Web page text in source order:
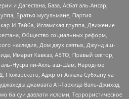
и Дагестана, База, Асбат аль-Ансар,
Братья-мусульмане, Партия
И-Тайба, Исламская группа, Движение
Общество социальных реформ,
наследия, Дом двух святых, Джунд аш-
Имарат Кавказ, АБТО, Правый сектор,
аль-Нусра ли-Ахль аш-Шам, Народное
Аджр от Аллаха Субхану уа
джамаата Ат-Тавхида Валь-Джихад,
ба суи давлати исломи, Террористическое